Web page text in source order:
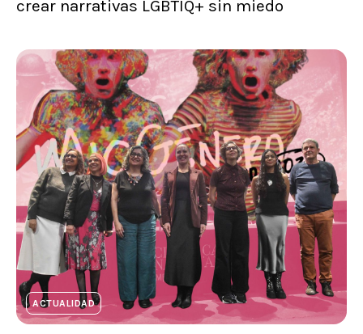
crear narrativas LGBTIQ+ sin miedo
ACTUALIDAD